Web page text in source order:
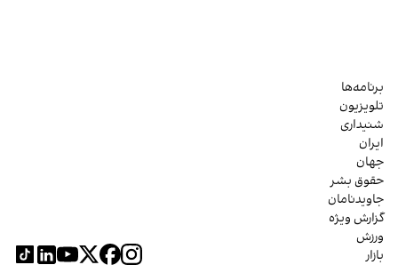
برنامه‌ها
تلویزیون
شنیداری
ایران
جهان
حقوق بشر
جاویدنامان
گزارش ویژه
ورزش
بازار